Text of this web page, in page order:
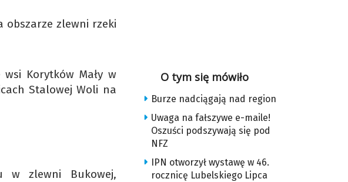
obszarze zlewni rzeki
Korytków Mały w
Stalowej Woli na
w zlewni Bukowej,
O tym się mówiło
Burze nadciągają nad region
Uwaga na fałszywe e-maile!
Oszuści podszywają się pod
NFZ
IPN otworzył wystawę w 46.
rocznicę Lubelskiego Lipca